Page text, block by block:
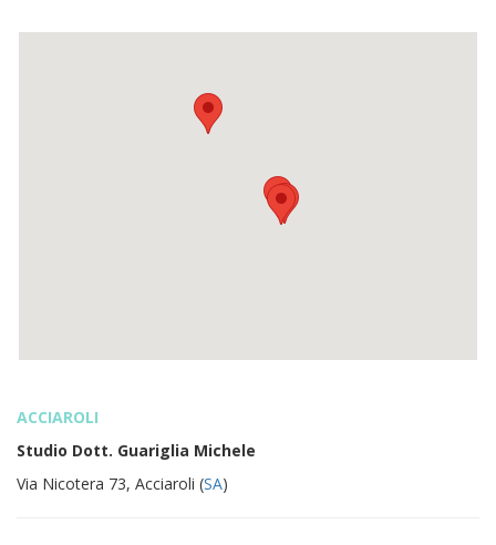
ACCIAROLI
Studio Dott. Guariglia Michele
Via Nicotera 73, Acciaroli (SA)